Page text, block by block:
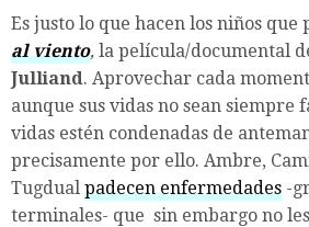
Es justo lo que hacen los niños que
al viento, la película/documental
Julliand. Aprovechar cada
aunque sus vidas no sean siempre
vidas estén condenadas de
precisamente por ello. Ambre,
Tugdual padecen enfermedades -
terminales- que sin embargo no